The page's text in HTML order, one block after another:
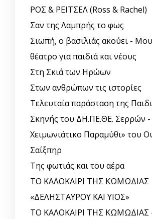
ΡΟΣ & ΡΕΪΤΣΕΛ (Ross & Rachel)
Σαν της Λαμπρής το φως
Σιωπή, ο βασιλιάς ακούει -
θέατρο για παιδιά και νέους
Στη Σκιά των Ηρώων
Στων ανθρώπων τις ιστορίες
Τελευταία παράσταση της
Σκηνής του ΔΗ.ΠΕ.ΘΕ. Σερρών
Χειμωνιάτικο Παραμύθι» του
Σαίξπηρ
Της φωτιάς και του αέρα
ΤΟ ΚΑΛΟΚΑΙΡΙ ΤΗΣ ΚΩΜΩΔΙΑΣ
«ΔΕΛΗΣΤΑΥΡΟΥ ΚΑΙ ΥΙΟΣ»
ΤΟ ΚΑΛΟΚΑΙΡΙ ΤΗΣ ΚΩΜΩΔΙΑΣ